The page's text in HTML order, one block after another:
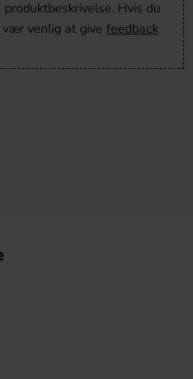
Hvis du
venlig at give feedback